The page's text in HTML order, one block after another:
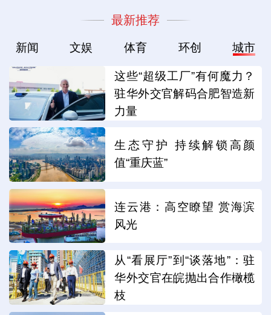
最新推荐
新闻 文娱 体育 环创 城市
这些“超级工厂”有何魔力？
驻华外交官解码合肥智造新
力量
生态守护 持续解锁高颜
值“重庆蓝”
连云港：高空瞭望 赏海滨
风光
从“看展厅”到“谈落地”：驻
华外交官在皖抛出合作橄榄
枝